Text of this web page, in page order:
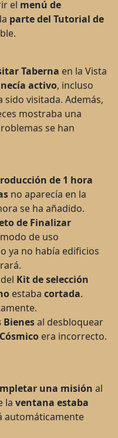
el menú de
parte del Tutorial de
Taberna en la Vista
activo, incluso
visitada. Además,
mostraba una
se han
de 1 hora
no aparecía en la
se ha añadido.
de Finalizar
de uso
ya no había edificios
Kit de selección
estaba cortada.
Bienesal desbloquear
era incorrecto.
una misión al
la ventana estaba
automáticamente